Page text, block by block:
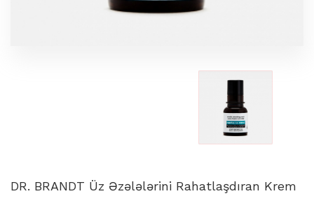
DR. BRANDT Üz Əzələlərini Rahatlaşdıran Krem